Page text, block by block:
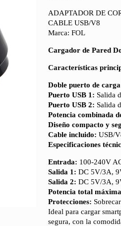
ADAPTADOR DE
CABLE USB/V8
Marca: FOL
Cargador de Pared
Características
Doble puerto de carga
Puerto USB 1: Salida
Puerto USB 2: Salida
Potencia combinada
Diseño compacto y
Cable incluido: USB/
Especificaciones
Entrada: 100-240V
Salida 1: DC 5V/3A,
Salida 2: DC 5V/3A,
Potencia total
Protecciones:
Ideal para cargar
segura, con la